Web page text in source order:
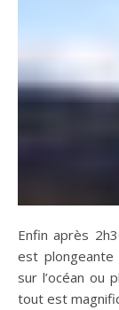
Enfin après
est
sur l’océan ou
tout est